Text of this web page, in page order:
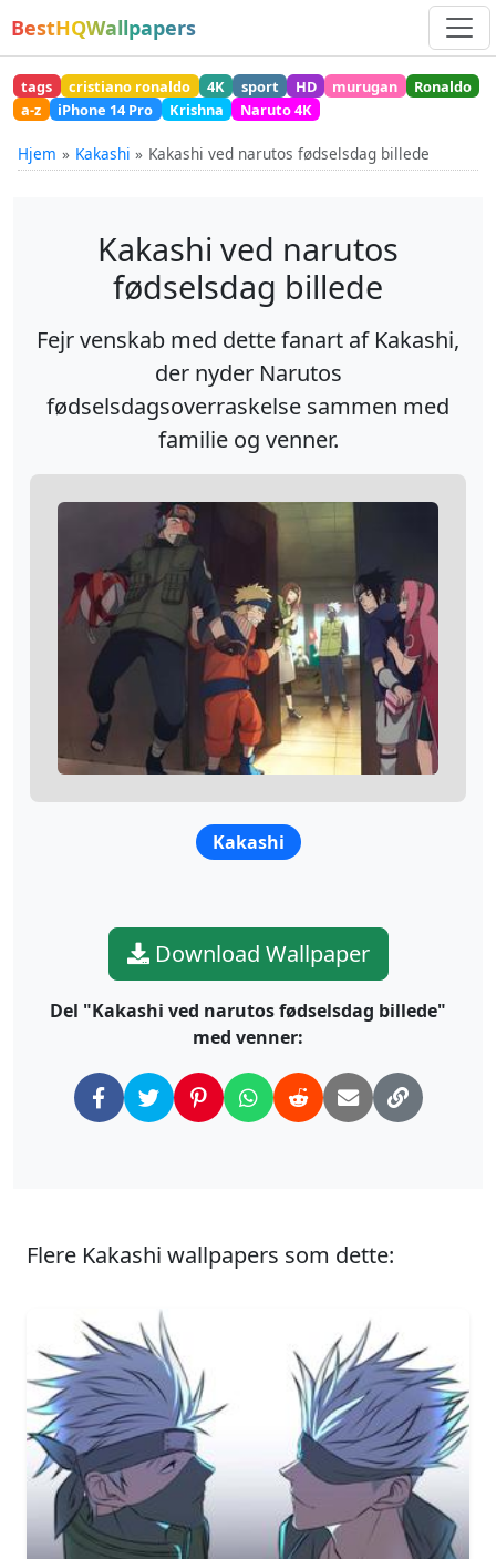
BestHQWallpapers
tags cristiano ronaldo 4K sport HD murugan
Ronaldo
a-z
iPhone 14 Pro Krishna Naruto 4K
Hjem Kakashi Kakashi ved narutos fødselsdag billede
Kakashi ved narutos
fødselsdag billede
Fejr venskab med dette fanart af Kakashi,
der nyder Narutos
fødselsdagsoverraskelse sammen med
familie og venner.
Kakashi
Download Wallpaper
Del "Kakashi ved narutos fødselsdag billede"
med venner:
Flere Kakashi wallpapers som dette: